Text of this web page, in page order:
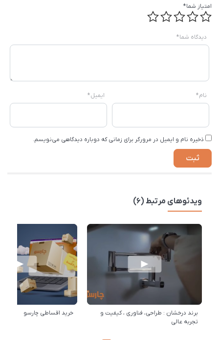
امتیاز شما*
دیدگاه شما*
نام* ایمیل*
ذخیره نام و ایمیل در مرورگر برای زمانی که دوباره دیدگاهی می‌نویسم.
ویدئوهای مرتبط (6)
برند درخشان : طراحی، فناوری ، کیفیت و
تجربه عالی
خرید اقساطی چارسو